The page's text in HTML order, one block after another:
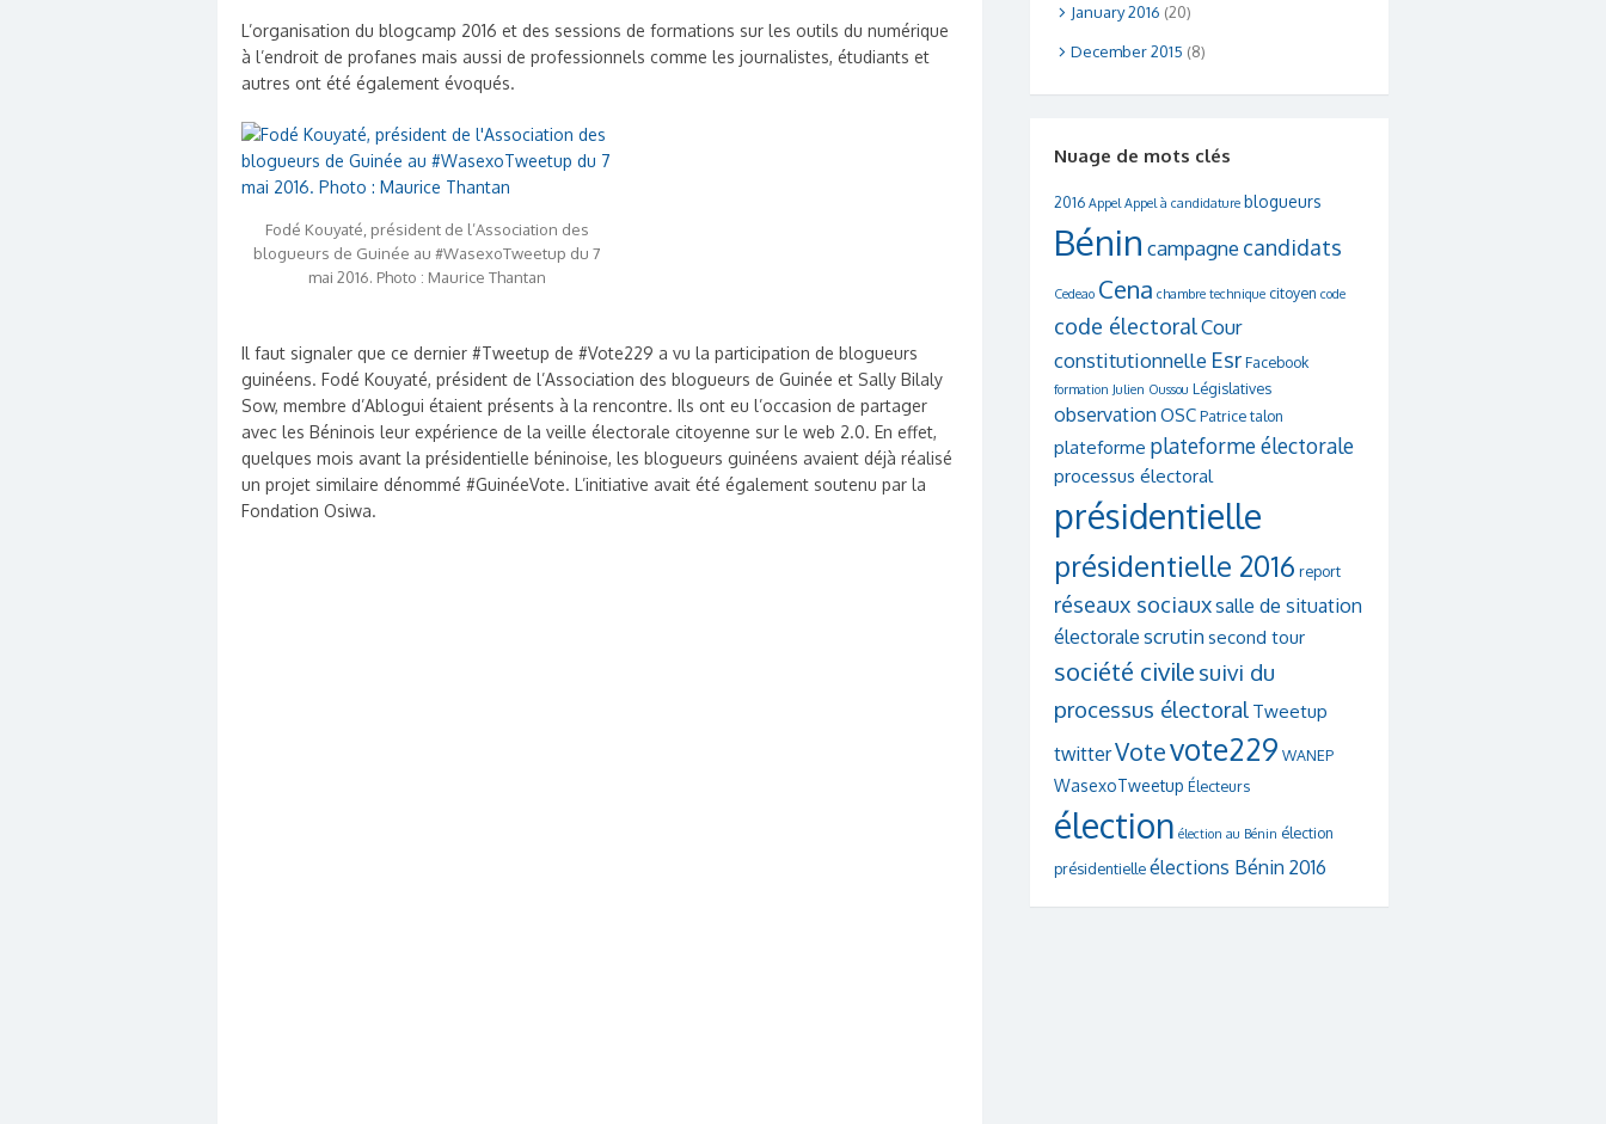
L’organisation du blogcamp 2016 et des sessions de formations sur les outils du numérique
à l’endroit de profanes mais aussi de professionnels comme les journalistes, étudiants et
autres ont été également évoqués.
Fodé Kouyaté, président de l’Association des
blogueurs de Guinée au #WasexoTweetup du 7
mai 2016. Photo : Maurice Thantan
Il faut signaler que ce dernier #Tweetup de #Vote229 a vu la participation de blogueurs
guinéens. Fodé Kouyaté, président de l’Association des blogueurs de Guinée et Sally Bilaly
Sow, membre d’Ablogui étaient présents à la rencontre. Ils ont eu l’occasion de partager
avec les Béninois leur expérience de la veille électorale citoyenne sur le web 2.0. En effet,
quelques mois avant la présidentielle béninoise, les blogueurs guinéens avaient déjà réalisé
un projet similaire dénommé #GuinéeVote. L’initiative avait été également soutenu par la
Fondation Osiwa.
January 2016 (20)
December 2015 (8)
Nuage de mots clés
2016 Appel Appel à candidature blogueurs
Bénin campagne candidats
Cedeao Cena chambre technique citoyen code
code électoralCour
constitutionnelle EsrFacebook
formation Julien Oussou Législatives
observation OSCPatrice talon
plateforme plateforme électorale
processus électoral
présidentielle
présidentielle 2016 report
réseaux sociauxsalle de situation
électorale scrutinsecond tour
société civile suivi du
processus électoral Tweetup
twitterVotevote229 WANEP
WasexoTweetup Électeurs
élection élection au Bénin élection
présidentielleélections Bénin 2016